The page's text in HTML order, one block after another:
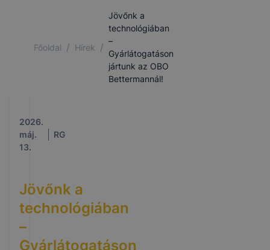
Főoldal / Hírek /
Jövőnk a
technológiában
–
Gyárlátogatáson
jártunk az OBO
Bettermannál!
2026.
máj.
13.
RG
Jövőnk a
technológiában
–
Gyárlátogatáson